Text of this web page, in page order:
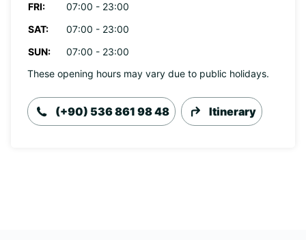
FRI:
07:00 - 23:00
SAT:
07:00 - 23:00
SUN:
07:00 - 23:00
These opening hours may vary due to public holidays.
(+90) 536 861 98 48 Itinerary